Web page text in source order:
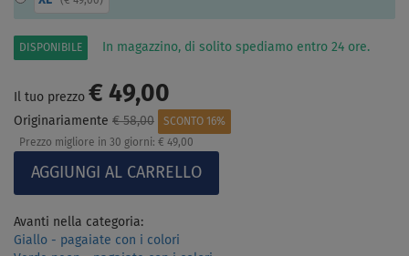
DISPONIBILE In magazzino, di solito spediamo entro 24 ore.
Il tuo prezzo € 49,00
Originariamente € 58,00
SCONTO 16%
Prezzo migliore in 30 giorni: € 49,00
Avanti nella categoria:
Giallo - pagaiate con i colori